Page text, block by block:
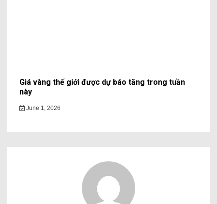
Giá vàng thế giới được dự báo tăng trong tuần
này
June 1, 2026